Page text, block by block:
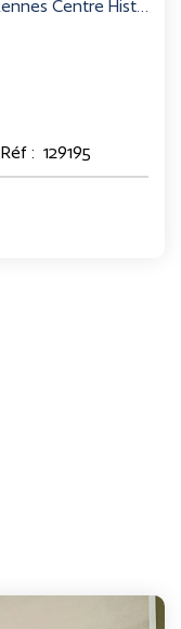
Réf : 129195